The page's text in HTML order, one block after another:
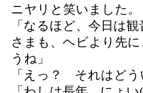
ニヤリと笑いました。
「なるほど、今日は
さまも、ヘビより先
うね」
「えっ？ それはど